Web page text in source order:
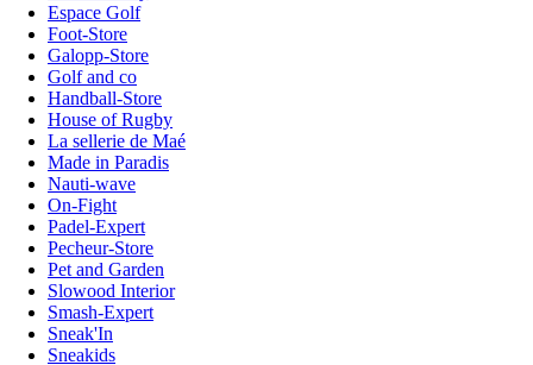
Espace Golf
Foot-Store
Galopp-Store
Golf and co
Handball-Store
House of Rugby
La sellerie de Maé
Made in Paradis
Nauti-wave
On-Fight
Padel-Expert
Pecheur-Store
Pet and Garden
Slowood Interior
Smash-Expert
Sneak'In
Sneakids